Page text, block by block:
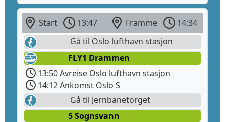
Start 13:47 Framme
14:34
Gå til Oslo lufthavn stasjon
FLY1 Drammen
13:50 Avreise Oslo lufthavn stasjon
14:12 Ankomst Oslo S
Gå til Jernbanetorget
5 Sognsvann